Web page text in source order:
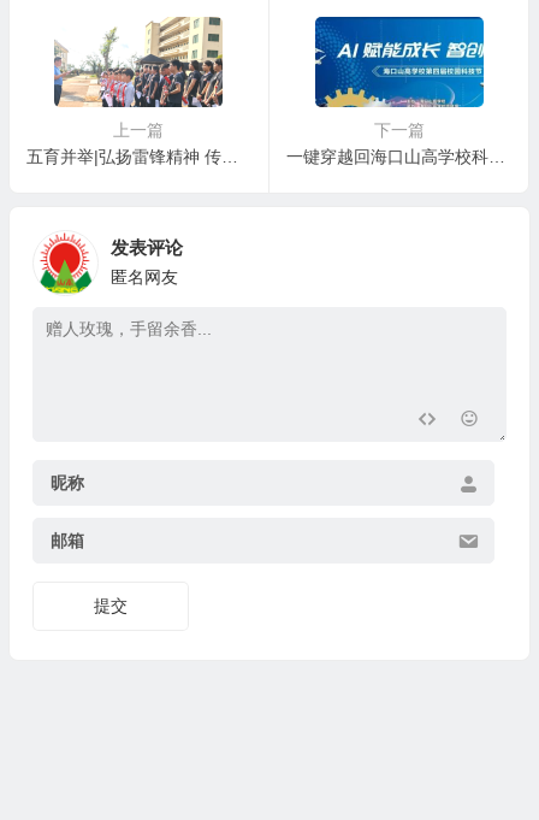
上一篇
五育并举|弘扬雷锋精神 传承敬老美德——记定安县山高学校“学雷锋日”敬老院之行
下一篇
一键穿越回海口山高学校科技节！游园爆款项目大复盘，你打卡了几个？
发表评论
匿名网友
昵称
邮箱
提交